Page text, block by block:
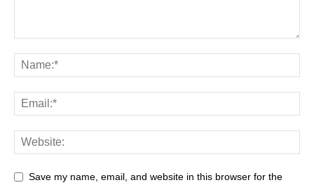
Save my name, email, and website in this browser for the